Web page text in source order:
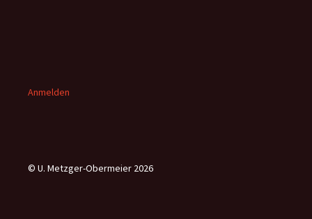
Anmelden
© U. Metzger-Obermeier 2026